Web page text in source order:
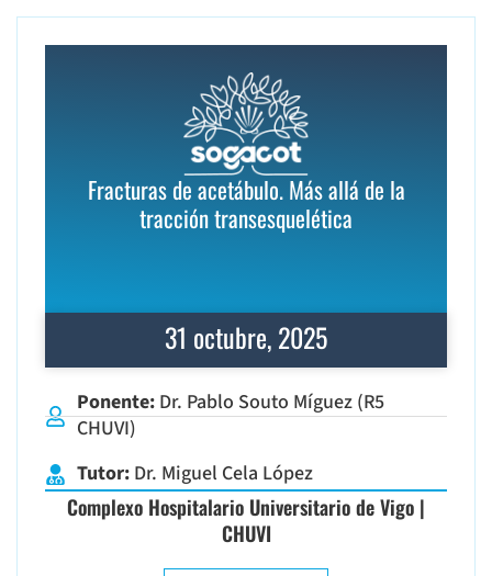
Fracturas de acetábulo. Más allá de la
tracción transesquelética
31 octubre, 2025
Ponente: Dr. Pablo Souto Míguez (R5
CHUVI)
Tutor: Dr. Miguel Cela López
Complexo Hospitalario Universitario de Vigo |
CHUVI